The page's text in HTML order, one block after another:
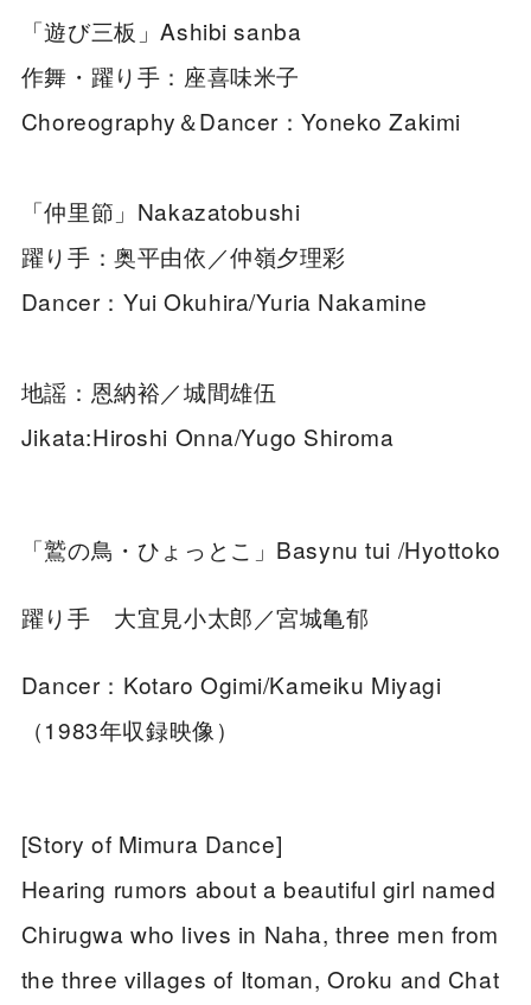
「遊び三板」Ashibi sanba
作舞・躍り手：座喜味米子
Choreography＆Dancer：Yoneko Zakimi
「仲里節」Nakazatobushi
躍り手：奥平由依／仲嶺夕理彩
Dancer：Yui Okuhira/Yuria Nakamine
地謡：恩納裕／城間雄伍
Jikata:Hiroshi Onna/Yugo Shiroma
「鷲の鳥・ひょっとこ」Basynu tui /Hyottoko
躍り手 大宜見小太郎／宮城亀郁
Dancer：Kotaro Ogimi/Kameiku Miyagi
（1983年収録映像）
[Story of Mimura Dance]
Hearing rumors about a beautiful girl named
Chirugwa who lives in Naha, three men from
the three villages of Itoman, Oroku and Chat